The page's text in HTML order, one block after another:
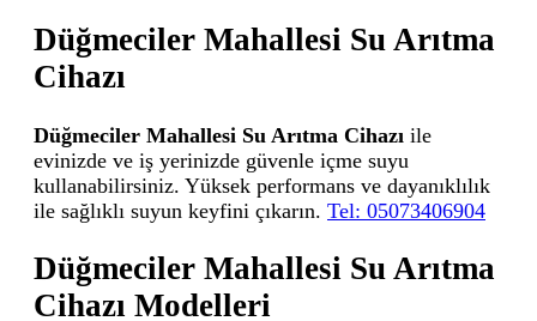
Düğmeciler Mahallesi Su Arıtma
Cihazı
Düğmeciler Mahallesi Su Arıtma Cihazı ile
evinizde ve iş yerinizde güvenle içme suyu
kullanabilirsiniz. Yüksek performans ve dayanıklılık
ile sağlıklı suyun keyfini çıkarın. Tel: 05073406904
Düğmeciler Mahallesi Su Arıtma
Cihazı Modelleri